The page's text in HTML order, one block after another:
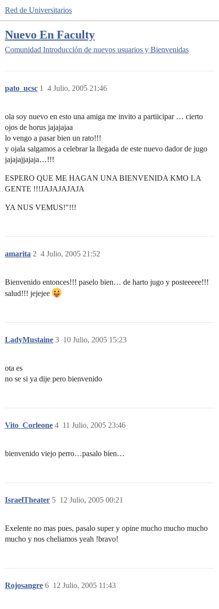
Red de Universitarios
Nuevo En Faculty
Comunidad Introducción de nuevos usuarios y Bienvenidas
pato_ucsc 4 Julio, 2005 21:46
1
ola soy nuevo en esto una amiga me invito a partiicipar … cierto
ojos de horus jajajajaa
lo vengo a pasar bien un rato!!!
y ojala salgamos a celebrar la llegada de este nuevo dador de jugo
jajajajjajaja…!!!
ESPERO QUE ME HAGAN UNA BIENVENIDA KMO LA
GENTE !!!JAJAJAJAJA
YA NUS VEMUS!"!!!
amarita 4 Julio, 2005 21:52
2
Bienvenido entonces!!! paselo bien… de harto jugo y posteeeee!!!
salud!!! jejejee
LadyMustaine 10 Julio, 2005 15:23
3
ota es
no se si ya dije pero bienvenido
Vito_Corleone 11 Julio, 2005 23:46
4
bienvenido viejo perro…pasalo bien…
IsraelTheater 12 Julio, 2005 00:21
5
Exelente no mas pues, pasalo super y opine mucho mucho mucho
mucho y nos cheliamos yeah !bravo!
Rojosangre 12 Julio, 2005 11:43
6